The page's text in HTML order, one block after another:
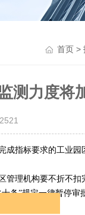
首页>
测力度将
2521
指标要求的工业园
机构要不折不扣
条”规定一律暂停